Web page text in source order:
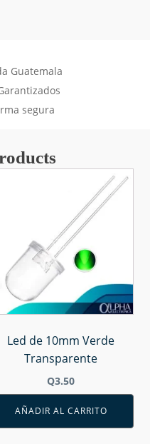
Guatemala
segura
Led de 10mm Verde
Transparente
Q3.50
AÑADIR AL CARRITO